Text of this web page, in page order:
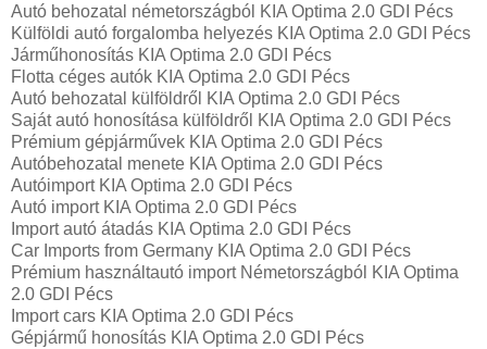
Autó behozatal németországból KIA Optima 2.0 GDI Pécs
Külföldi autó forgalomba helyezés KIA Optima 2.0 GDI Pécs
Járműhonosítás KIA Optima 2.0 GDI Pécs
Flotta céges autók KIA Optima 2.0 GDI Pécs
Autó behozatal külföldről KIA Optima 2.0 GDI Pécs
Saját autó honosítása külföldről KIA Optima 2.0 GDI Pécs
Prémium gépjárművek KIA Optima 2.0 GDI Pécs
Autóbehozatal menete KIA Optima 2.0 GDI Pécs
Autóimport KIA Optima 2.0 GDI Pécs
Autó import KIA Optima 2.0 GDI Pécs
Import autó átadás KIA Optima 2.0 GDI Pécs
Car Imports from Germany KIA Optima 2.0 GDI Pécs
Prémium használtautó import Németországból KIA Optima
2.0 GDI Pécs
Import cars KIA Optima 2.0 GDI Pécs
Gépjármű honosítás KIA Optima 2.0 GDI Pécs